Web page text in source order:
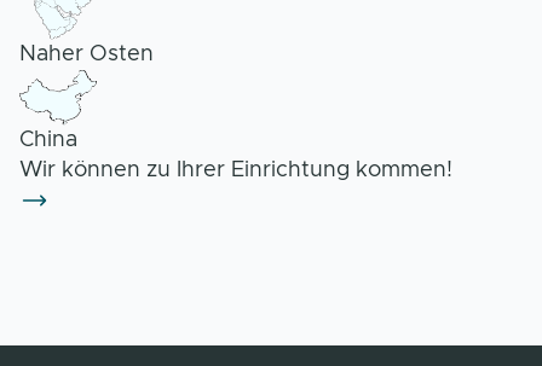
Naher Osten
China
Wir können zu Ihrer Einrichtung kommen!